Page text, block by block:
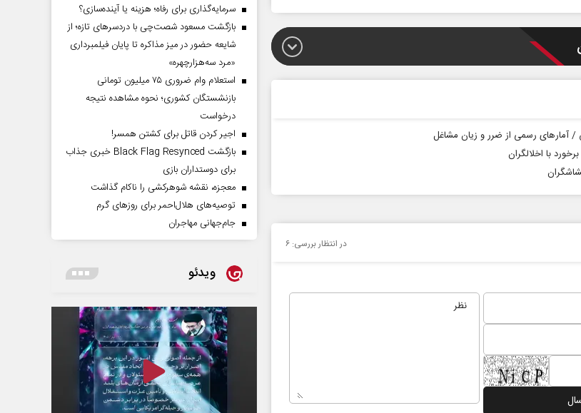
آمارهای رسمی از ضرر و زیان مشاغل
با اخلالگران
در انتظار بررسی: ۶
سرمایه‌گذاری برای رفاه؛ هزینه یا آینده‌سازی؟
بازگشت مسعود شصت‌چی با دردسر‌های تازه؛ از
شایعه حضور در میز مذاکره تا پایان فیلمبرداری
«مرد سه‌هزارچهره»
استعلام وام ضروری ۷۵ میلیون تومانی
بازنشستگان کشوری؛ نحوه مشاهده نتیجه
درخواست
اجیر کردن قاتل برای کشتن همسر!
بازگشت Black Flag Resynced خبری جذاب
برای دوستداران بازی
معجزه، نقشه شوهرکشی را ناکام گذاشت
توصیه‌های هلال‌احمر برای روز‌های گرم
جام‌جهانی مهاجران
ویدئو